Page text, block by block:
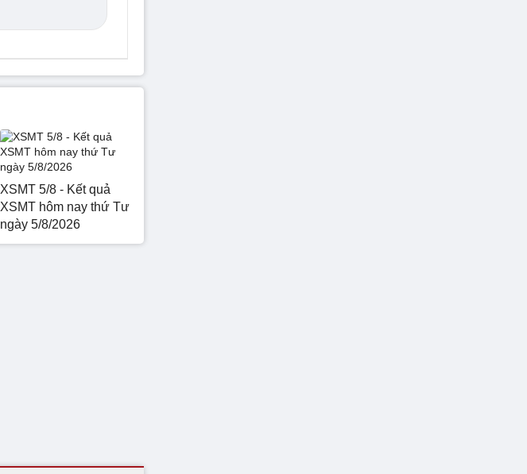
XSMT 5/8 - Kết quả
XSMT hôm nay thứ Tư
ngày 5/8/2026